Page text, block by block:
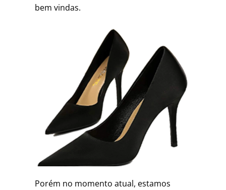
bem vindas.
Porém no momento atual, estamos